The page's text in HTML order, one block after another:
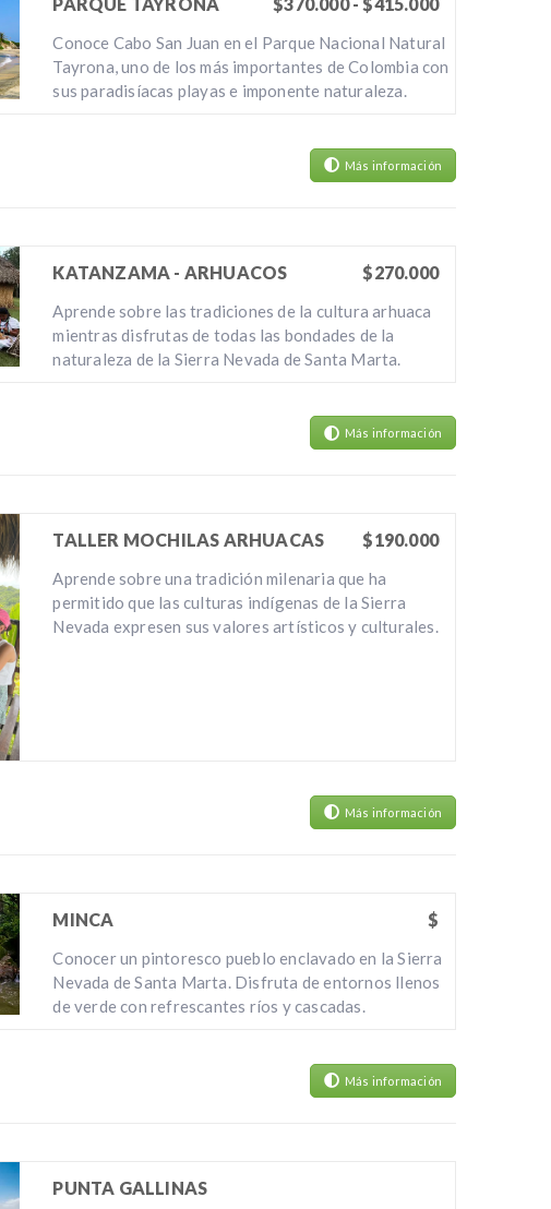
Conoce Cabo San Juan en el Parque Nacional Natural
Tayrona, uno de los más importantes de Colombia con
sus paradisíacas playas e imponente naturaleza.
Más información
KATANZAMA - ARHUACOS $270.000
Aprende sobre las tradiciones de la cultura arhuaca
mientras disfrutas de todas las bondades de la
naturaleza de la Sierra Nevada de Santa Marta.
Más información
TALLER MOCHILAS ARHUACAS $190.000
Aprende sobre una tradición milenaria que ha
permitido que las culturas indígenas de la Sierra
Nevada expresen sus valores artísticos y culturales.
Más información
MINCA $
Conocer un pintoresco pueblo enclavado en la Sierra
Nevada de Santa Marta. Disfruta de entornos llenos
de verde con refrescantes ríos y cascadas.
Más información
PUNTA GALLINAS